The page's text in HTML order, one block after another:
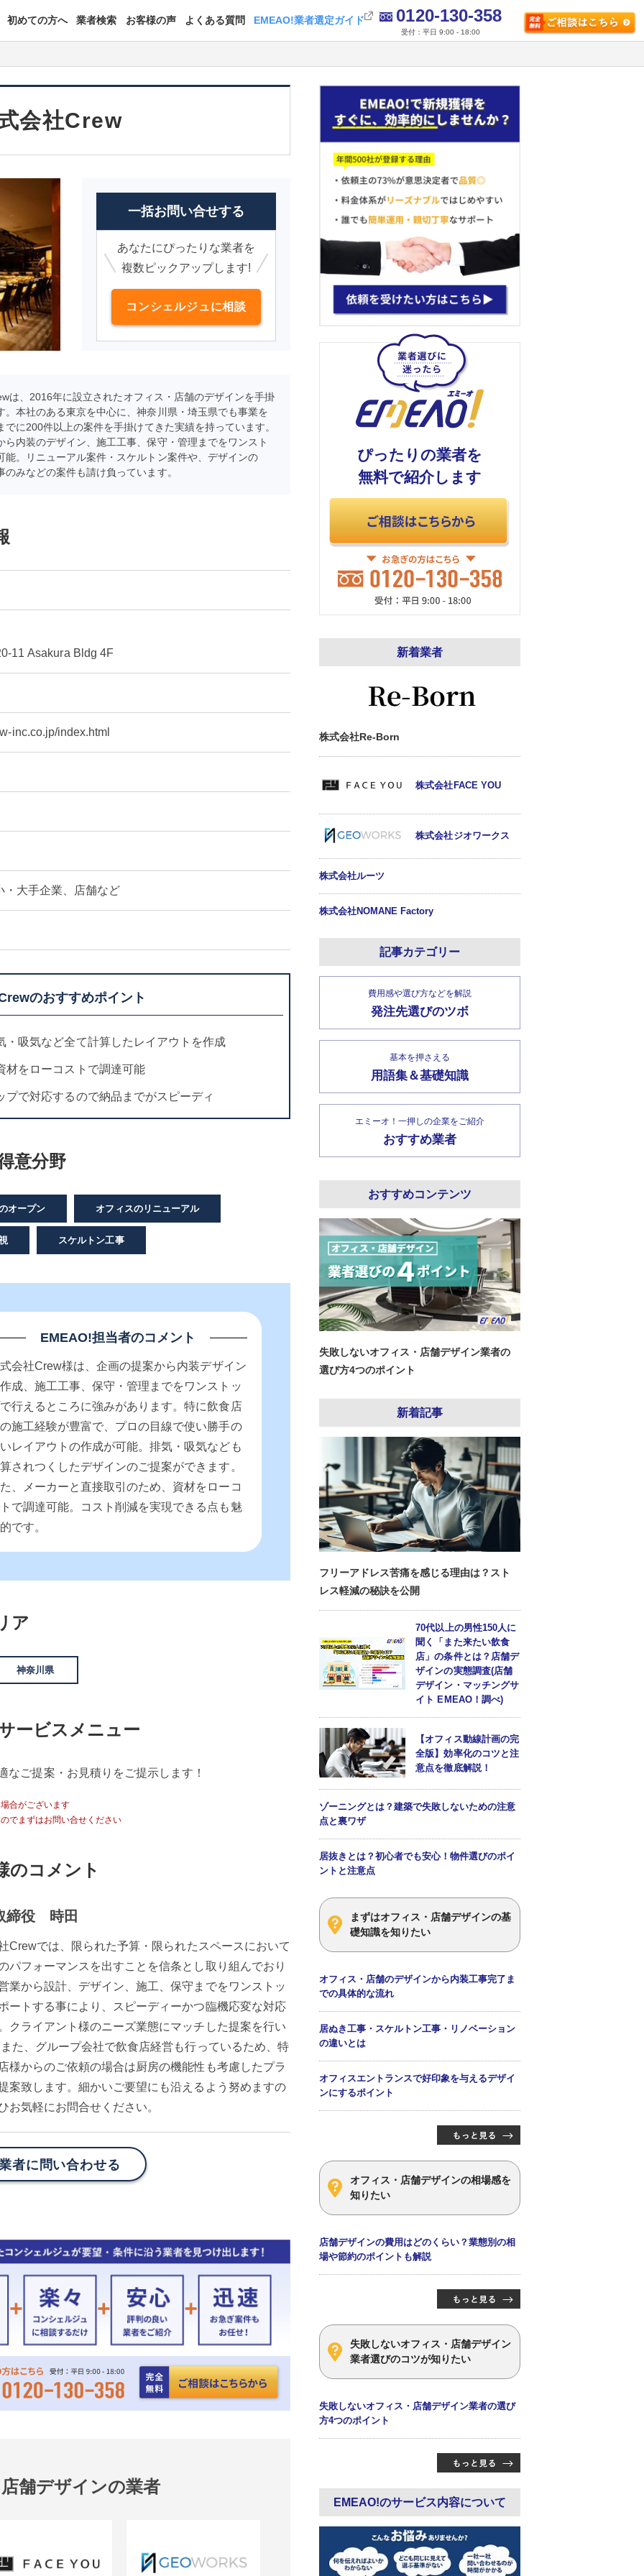
初めての方へ 業者検索 お客様の声 よくある質問 EMEAO!業者選定ガイド 0120-130-358
受付：平日 9:00 - 18:00
会社Crew
一括お問い合せする
あなたにぴったりな業者を
複数ピックアップします!
コンシェルジュに相談
は、2016年に設立されたオフィス・店舗のデザインを手掛
。本社のある東京を中心に、神奈川県・埼玉県でも事業を
でに200件以上の案件を手掛けてきた実績を持っています。
ら内装のデザイン、施工工事、保守・管理までをワンスト
能。リニューアル案件・スケルトン案件や、デザインの
のみなどの案件も請け負っています。
11 Asakura Bldg 4F
inc.co.jp/index.html
・大手企業、店舗など
のおすすめポイント
・吸気など全て計算したレイアウトを作成
材をローコストで調達可能
で対応するので納品までがスピーディ
意分野
オープン オフィスのリニューアル
スケルトン工事
EMEAO!担当者のコメント
会社Crew様は、企画の提案から内装デザイン
成、施工工事、保守・管理までをワンストッ
行えるところに強みがあります。特に飲食店
施工経験が豊富で、プロの目線で使い勝手の
レイアウトの作成が可能。排気・吸気なども
されつくしたデザインのご提案ができます。
、メーカーと直接取引のため、資材をローコ
で調達可能。コスト削減を実現できる点も魅
です。
ア
神奈川県
ービスメニュー
ご提案・お見積りをご提示します！
合がございます
でまずはお問い合せください
のコメント
締役 時田
Crewでは、限られた予算・限られたスペースにおいて
パフォーマンスを出すことを信条とし取り組んでおり
業から設計、デザイン、施工、保守までをワンストッ
ートする事により、スピーディーかつ臨機応変な対応
クライアント様のニーズ業態にマッチした提案を行い
た、グループ会社で飲食店経営も行っているため、特
様からのご依頼の場合は厨房の機能性も考慮したプラ
案致します。細かいご要望にも沿えるよう努めますの
お気軽にお問合せください。
者に問い合わせる
舗デザインの業者
ぴったりの業者を
無料で紹介します
新着業者
株式会社Re-Born
株式会社FACE YOU
株式会社ジオワークス
株式会社ルーツ
株式会社NOMANE Factory
記事カテゴリー
費用感や選び方などを解説
発注先選びのツボ
基本を押さえる
用語集＆基礎知識
エミーオ！一押しの企業をご紹介
おすすめ業者
おすすめコンテンツ
失敗しないオフィス・店舗デザイン業者の
選び方4つのポイント
新着記事
フリーアドレス苦痛を感じる理由は？スト
レス軽減の秘訣を公開
70代以上の男性150人に
聞く「また来たい飲食
店」の条件とは？店舗デ
ザインの実態調査(店舗
デザイン・マッチングサ
イト EMEAO！調べ)
【オフィス動線計画の完
全版】効率化のコツと注
意点を徹底解説！
ゾーニングとは？建築で失敗しないための注意
点と裏ワザ
居抜きとは？初心者でも安心！物件選びのポイ
ントと注意点
まずはオフィス・店舗デザインの基
礎知識を知りたい
オフィス・店舗のデザインから内装工事完了ま
での具体的な流れ
居ぬき工事・スケルトン工事・リノベーション
の違いとは
オフィスエントランスで好印象を与えるデザイ
ンにするポイント
オフィス・店舗デザインの相場感を
知りたい
店舗デザインの費用はどのくらい？業態別の相
場や節約のポイントも解説
失敗しないオフィス・店舗デザイン
業者選びのコツが知りたい
失敗しないオフィス・店舗デザイン業者の選び
方4つのポイント
EMEAO!のサービス内容について